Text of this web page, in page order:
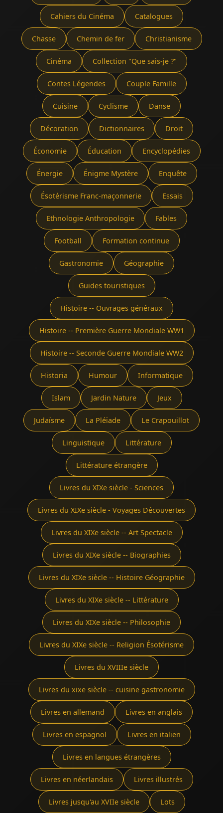
Cahiers du Cinéma Catalogues
Chasse Chemin de fer Christianisme
Cinéma Collection "Que sais-je ?"
Contes Légendes Couple Famille
Cuisine Cyclisme Danse
Décoration Dictionnaires Droit
Économie Éducation Encyclopédies
Énergie Énigme Mystère Enquête
Ésotérisme Franc-maçonnerie Essais
Ethnologie Anthropologie Fables
Football Formation continue
Gastronomie Géographie
Guides touristiques
Histoire -- Ouvrages généraux
Histoire -- Première Guerre Mondiale WW1
Histoire -- Seconde Guerre Mondiale WW2
Historia Humour Informatique
Islam Jardin Nature Jeux
Judaïsme La Pléïade Le Crapouillot
Linguistique Littérature
Littérature étrangère
Livres du XIXe siècle - Sciences
Livres du XIXe siècle - Voyages Découvertes
Livres du XIXe siècle -- Art Spectacle
Livres du XIXe siècle -- Biographies
Livres du XIXe siècle -- Histoire Géographie
Livres du XIXe siècle -- Littérature
Livres du XIXe siècle -- Philosophie
Livres du XIXe siècle -- Religion Ésotérisme
Livres du XVIIIe siècle
Livres du xixe siècle -- cuisine gastronomie
Livres en allemand Livres en anglais
Livres en espagnol Livres en italien
Livres en langues étrangères
Livres en néerlandais Livres illustrés
Livres jusqu'au XVIIe siècle Lots